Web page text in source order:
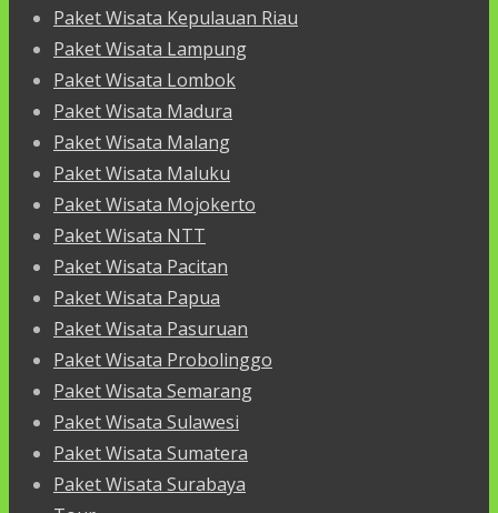
Paket Wisata Kepulauan Riau
Paket Wisata Lampung
Paket Wisata Lombok
Paket Wisata Madura
Paket Wisata Malang
Paket Wisata Maluku
Paket Wisata Mojokerto
Paket Wisata NTT
Paket Wisata Pacitan
Paket Wisata Papua
Paket Wisata Pasuruan
Paket Wisata Probolinggo
Paket Wisata Semarang
Paket Wisata Sulawesi
Paket Wisata Sumatera
Paket Wisata Surabaya